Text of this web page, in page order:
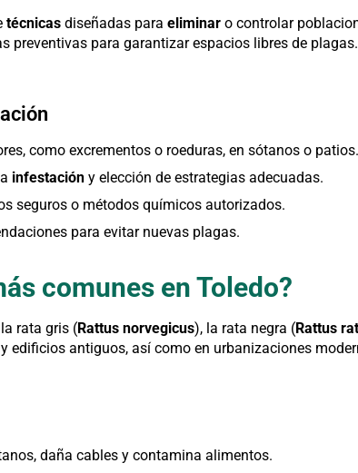
técnicas diseñadas para eliminar o controlar
preventivas para garantizar espacios libres de
como excrementos o roeduras, en sótanos o patios.
infestación y elección de estrategias adecuadas.
seguros o métodos químicos autorizados.
para evitar nuevas plagas.
comunes en Toledo?
rata gris (Rattus norvegicus), la rata negra (Rattus
edificios antiguos, así como en urbanizaciones
daña cables y contamina alimentos.